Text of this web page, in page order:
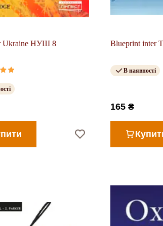
Ukraine НУШ 8
Blueprint inter
В наявності
165 ₴